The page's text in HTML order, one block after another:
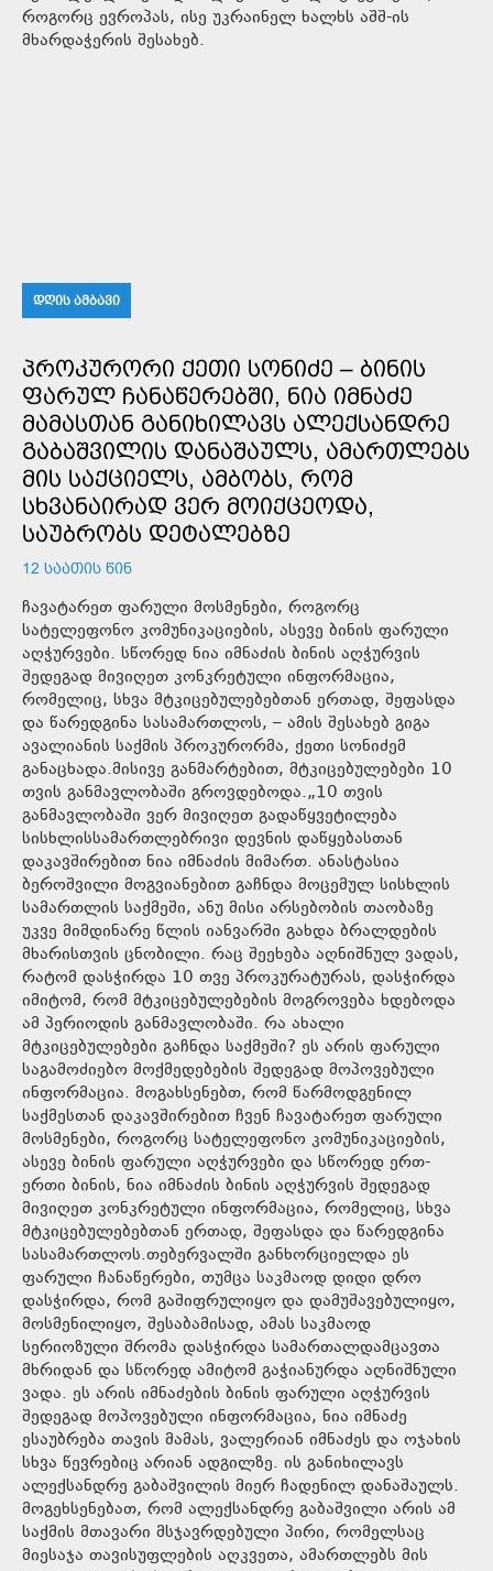
როგორც ევროპას, ისე უკრაინელ ხალხს აშშ-ის
მხარდაჭერის შესახებ.
ᲓᲦᲘᲡ ᲐᲛᲑᲐᲕᲘ
ᲞᲠᲝᲙᲣᲠᲝᲠᲘ ᲥᲔᲗᲘ ᲡᲝᲜᲘᲫᲔ – ᲑᲘᲜᲘᲡ
ᲤᲐᲠᲣᲚ ᲩᲐᲜᲐᲬᲔᲠᲔᲑᲨᲘ, ᲜᲘᲐ ᲘᲛᲜᲐᲫᲔ
ᲛᲐᲛᲐᲡᲗᲐᲜ ᲒᲐᲜᲘᲮᲘᲚᲐᲕᲡ ᲐᲚᲔᲥᲡᲐᲜᲓᲠᲔ
ᲒᲐᲑᲐᲨᲕᲘᲚᲘᲡ ᲓᲐᲜᲐᲨᲐᲣᲚᲡ, ᲐᲛᲐᲠᲗᲚᲔᲑᲡ
ᲛᲘᲡ ᲡᲐᲥᲪᲘᲔᲚᲡ, ᲐᲛᲑᲝᲑᲡ, ᲠᲝᲛ
ᲡᲮᲕᲐᲜᲐᲘᲠᲐᲓ ᲕᲔᲠ ᲛᲝᲘᲥᲪᲔᲝᲓᲐ,
ᲡᲐᲣᲑᲠᲝᲑᲡ ᲓᲔᲢᲐᲚᲔᲑᲖᲔ
12 ᲡᲐᲐᲗᲘᲡ ᲬᲘᲜ
ჩავატარეთ ფარული მოსმენები, როგორც
სატელეფონო კომუნიკაციების, ასევე ბინის ფარული
აღჭურვები. სწორედ ნია იმნაძის ბინის აღჭურვის
შედეგად მივიღეთ კონკრეტული ინფორმაცია,
რომელიც, სხვა მტკიცებულებებთან ერთად, შეფასდა
და წარედგინა სასამართლოს, – ამის შესახებ გიგა
ავალიანის საქმის პროკურორმა, ქეთი სონიძემ
განაცხადა.მისივე განმარტებით, მტკიცებულებები 10
თვის განმავლობაში გროვდებოდა.„10 თვის
განმავლობაში ვერ მივიღეთ გადაწყვეტილება
სისხლისსამართლებრივი დევნის დაწყებასთან
დაკავშირებით ნია იმნაძის მიმართ. ანასტასია
ბეროშვილი მოგვიანებით გაჩნდა მოცემულ სისხლის
სამართლის საქმეში, ანუ მისი არსებობის თაობაზე
უკვე მიმდინარე წლის იანვარში გახდა ბრალდების
მხარისთვის ცნობილი. რაც შეეხება აღნიშნულ ვადას,
რატომ დასჭირდა 10 თვე პროკურატურას, დასჭირდა
იმიტომ, რომ მტკიცებულებების მოგროვება ხდებოდა
ამ პერიოდის განმავლობაში. რა ახალი
მტკიცებულებები გაჩნდა საქმეში? ეს არის ფარული
საგამოძიებო მოქმედებების შედეგად მოპოვებული
ინფორმაცია. მოგახსენებთ, რომ წარმოდგენილ
საქმესთან დაკავშირებით ჩვენ ჩავატარეთ ფარული
მოსმენები, როგორც სატელეფონო კომუნიკაციების,
ასევე ბინის ფარული აღჭურვები და სწორედ ერთ-
ერთი ბინის, ნია იმნაძის ბინის აღჭურვის შედეგად
მივიღეთ კონკრეტული ინფორმაცია, რომელიც, სხვა
მტკიცებულებებთან ერთად, შეფასდა და წარედგინა
სასამართლოს.თებერვალში განხორციელდა ეს
ფარული ჩანაწერები, თუმცა საკმაოდ დიდი დრო
დასჭირდა, რომ გაშიფრულიყო და დამუშავებულიყო,
მოსმენილიყო, შესაბამისად, ამას საკმაოდ
სერიოზული შრომა დასჭირდა სამართალდამცავთა
მხრიდან და სწორედ ამიტომ გაჭიანურდა აღნიშნული
ვადა. ეს არის იმნაძების ბინის ფარული აღჭურვის
შედეგად მოპოვებული ინფორმაცია, ნია იმნაძე
ესაუბრება თავის მამას, ვალერიან იმნაძეს და ოჯახის
სხვა წევრებიც არიან ადგილზე. ის განიხილავს
ალექსანდრე გაბაშვილის მიერ ჩადენილ დანაშაულს.
მოგეხსენებათ, რომ ალექსანდრე გაბაშვილი არის ამ
საქმის მთავარი მსჯავრდებული პირი, რომელსაც
მიესაჯა თავისუფლების აღკვეთა, ამართლებს მის